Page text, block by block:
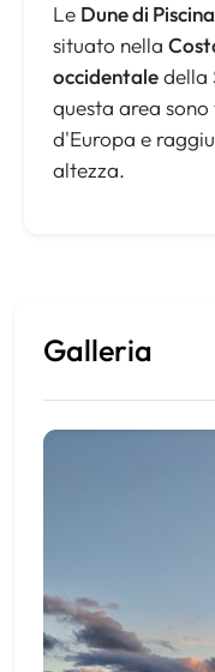
Le Dune di
situato nella
occidentaledella
questa area sono
d'Europa e
altezza.
Galleria